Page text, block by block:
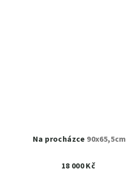
Na procházce 90x65,5cm
18 000 Kč